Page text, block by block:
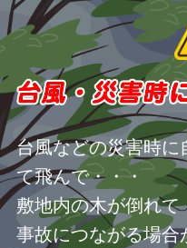
台風などの災害時
て飛んで・・・
敷地内の木が倒れて
事故につながる場